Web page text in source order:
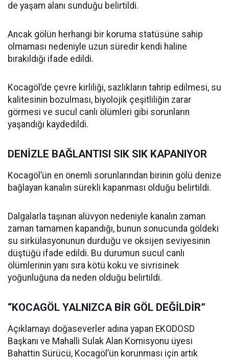
de yaşam alanı sunduğu belirtildi.
Ancak gölün herhangi bir koruma statüsüne sahip
olmaması nedeniyle uzun süredir kendi haline
bırakıldığı ifade edildi.
Kocagöl’de çevre kirliliği, sazlıkların tahrip edilmesi, su
kalitesinin bozulması, biyolojik çeşitliliğin zarar
görmesi ve sucul canlı ölümleri gibi sorunların
yaşandığı kaydedildi.
DENİZLE BAĞLANTISI SIK SIK KAPANIYOR
Kocagöl’ün en önemli sorunlarından birinin gölü denize
bağlayan kanalın sürekli kapanması olduğu belirtildi.
Dalgalarla taşınan alüvyon nedeniyle kanalın zaman
zaman tamamen kapandığı, bunun sonucunda göldeki
su sirkülasyonunun durduğu ve oksijen seviyesinin
düştüğü ifade edildi. Bu durumun sucul canlı
ölümlerinin yanı sıra kötü koku ve sivrisinek
yoğunluğuna da neden olduğu belirtildi.
“KOCAGÖL YALNIZCA BİR GÖL DEĞİLDİR”
Açıklamayı doğaseverler adına yapan EKODOSD
Başkanı ve Mahalli Sulak Alan Komisyonu üyesi
Bahattin Sürücü, Kocagöl’ün korunması için artık